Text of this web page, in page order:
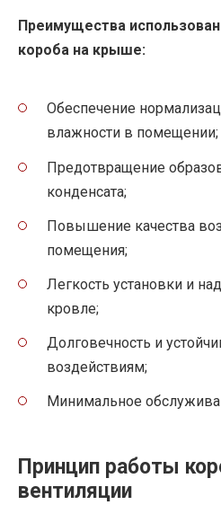
Преимущества
короба на крыше:
Обеспечение
влажности в помещении;
Предотвращение
конденсата;
Повышение качества
помещения;
Легкость установки и
кровле;
Долговечность и
воздействиям;
Минимальное
Принцип работы
вентиляции